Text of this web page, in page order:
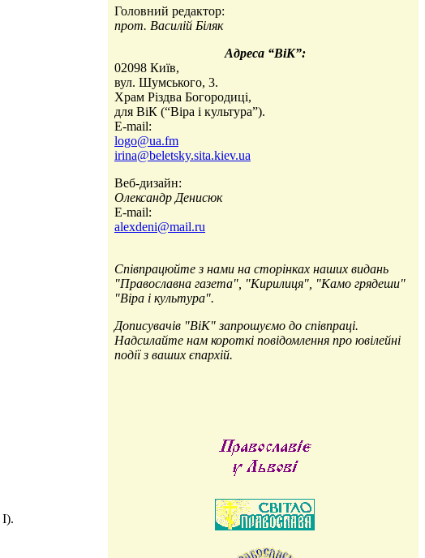
I).
Головний редактор:
прот. Василій Біляк
Адреса “ВіК”:
02098 Київ,
вул. Шумського, 3.
Храм Різдва Богородиці,
для ВіК (“Віра і культура”).
E-mail:
logo@ua.fm
irina@beletsky.sita.kiev.ua
Веб-дизайн:
Олександр Денисюк
E-mail:
alexdeni@mail.ru
Співпрацюйте з нами на сторінках наших видань
"Православна газета", "Кирилиця", "Камо грядеши"
"Віра і культура".
Дописувачів "ВіК" запрошуємо до співпраці.
Надсилайте нам короткі повідомлення про ювілейні
події з ваших єпархій.